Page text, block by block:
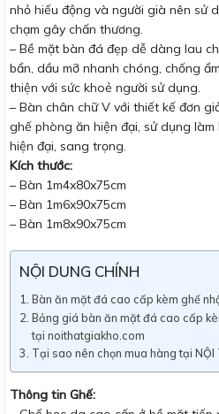
nhỏ hiếu động và người già nên sử
chạm gây chấn thương.
– Bề mặt bàn đá đẹp dễ dàng lau
bẩn, dầu mỡ nhanh chóng, chống
thiện với sức khoẻ người sử dụng.
– Bàn chân chữ V với thiết kế đơn
ghế phòng ăn hiện đại, sử dụng
hiện đại, sang trọng.
Kích thước:
– Bàn 1m4x80x75cm
– Bàn 1m6x90x75cm
– Bàn 1m8x90x75cm
NỘI DUNG CHÍNH
Bàn ăn mặt đá cao cấp kèm ghế
Bảng giá bàn ăn mặt đá cao cấp
tại noithatgiakho.com
Tại sao nên chọn mua hàng tại NỘI
Thông tin Ghế: